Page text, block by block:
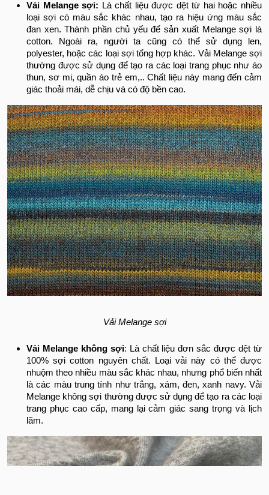
Vải Melange sợi: Là chất liệu được dệt từ hai hoặc nhiều
loại sợi có màu sắc khác nhau, tạo ra hiệu ứng màu sắc
đan xen. Thành phần chủ yếu để sản xuất Melange sợi là
cotton. Ngoài ra, người ta cũng có thể sử dụng len,
polyester, hoặc các loại sợi tổng hợp khác. Vải Melange sợi
thường được sử dụng để tạo ra các loại trang phục như áo
thun, sơ mi, quần áo trẻ em,.. Chất liệu này mang đến cảm
giác thoải mái, dễ chịu và có độ bền cao.
Vải Melange sợi
Vải Melange không sợi: Là chất liệu đơn sắc được dệt từ
100% sợi cotton nguyên chất. Loại vải này có thể được
nhuộm theo nhiều màu sắc khác nhau, nhưng phổ biến nhất
là các màu trung tính như trắng, xám, đen, xanh navy. Vải
Melange không sợi thường được sử dụng để tạo ra các loại
trang phục cao cấp, mang lại cảm giác sang trọng và lịch
lãm.